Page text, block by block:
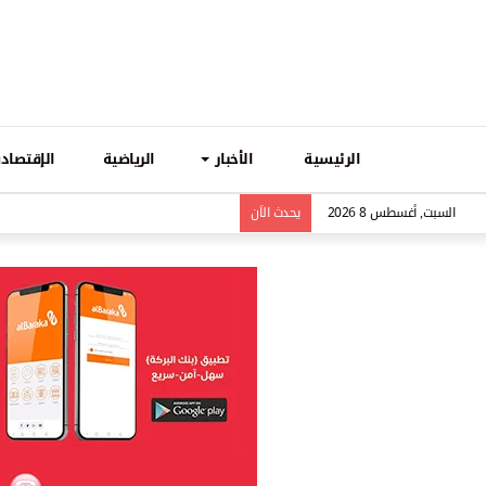
الرئيسية الأخبار الرياضية
السبت, أغسطس 8 2026 يحدث الاَن